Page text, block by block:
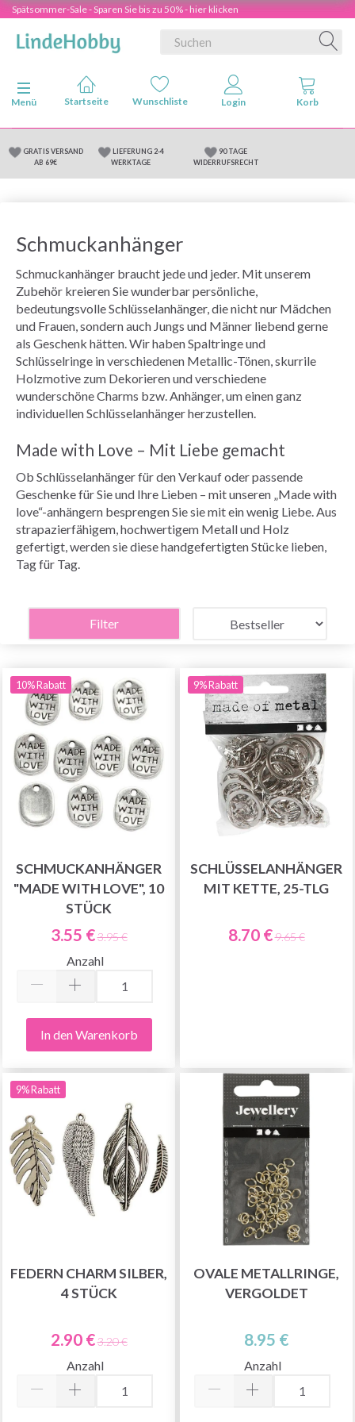
Spätsommer-Sale - Sparen Sie bis zu 50% - hier klicken
Anzeige ändern
Menü
GRATIS VERSAND
AB 69€
LIEFERUNG 2-4
WERKTAGE
90 TAGE
WIDERRUFSRECHT
Schmuckanhänger
Schmuckanhänger braucht jede und jeder. Mit unserem
Zubehör kreieren Sie wunderbar persönliche,
bedeutungsvolle Schlüsselanhänger, die nicht nur Mädchen
und Frauen, sondern auch Jungs und Männer liebend gerne
als Geschenk hätten. Wir haben Spaltringe und
Schlüsselringe in verschiedenen Metallic-Tönen, skurrile
Holzmotive zum Dekorieren und verschiedene
wunderschöne Charms bzw. Anhänger, um einen ganz
individuellen Schlüsselanhänger herzustellen.
Made with Love – Mit Liebe gemacht
Ob Schlüsselanhänger für den Verkauf oder passende
Geschenke für Sie und Ihre Lieben – mit unseren „Made with
love“-anhängern besprengen Sie sie mit ein wenig Liebe. Aus
strapazierfähigem, hochwertigem Metall und Holz
gefertigt, werden sie diese handgefertigten Stücke lieben,
Tag für Tag.
Filter
10% Rabatt
SCHMUCKANHÄNGER
"MADE WITH LOVE", 10
STÜCK
3.55 €3.95 €
Anzahl
In den Warenkorb
9% Rabatt
SCHLÜSSELANHÄNGER
MIT KETTE, 25-TLG
8.70 €9.65 €
9% Rabatt
FEDERN CHARM SILBER,
4 STÜCK
2.90 €3.20 €
Anzahl
OVALE METALLRINGE,
VERGOLDET
8.95 €
Anzahl